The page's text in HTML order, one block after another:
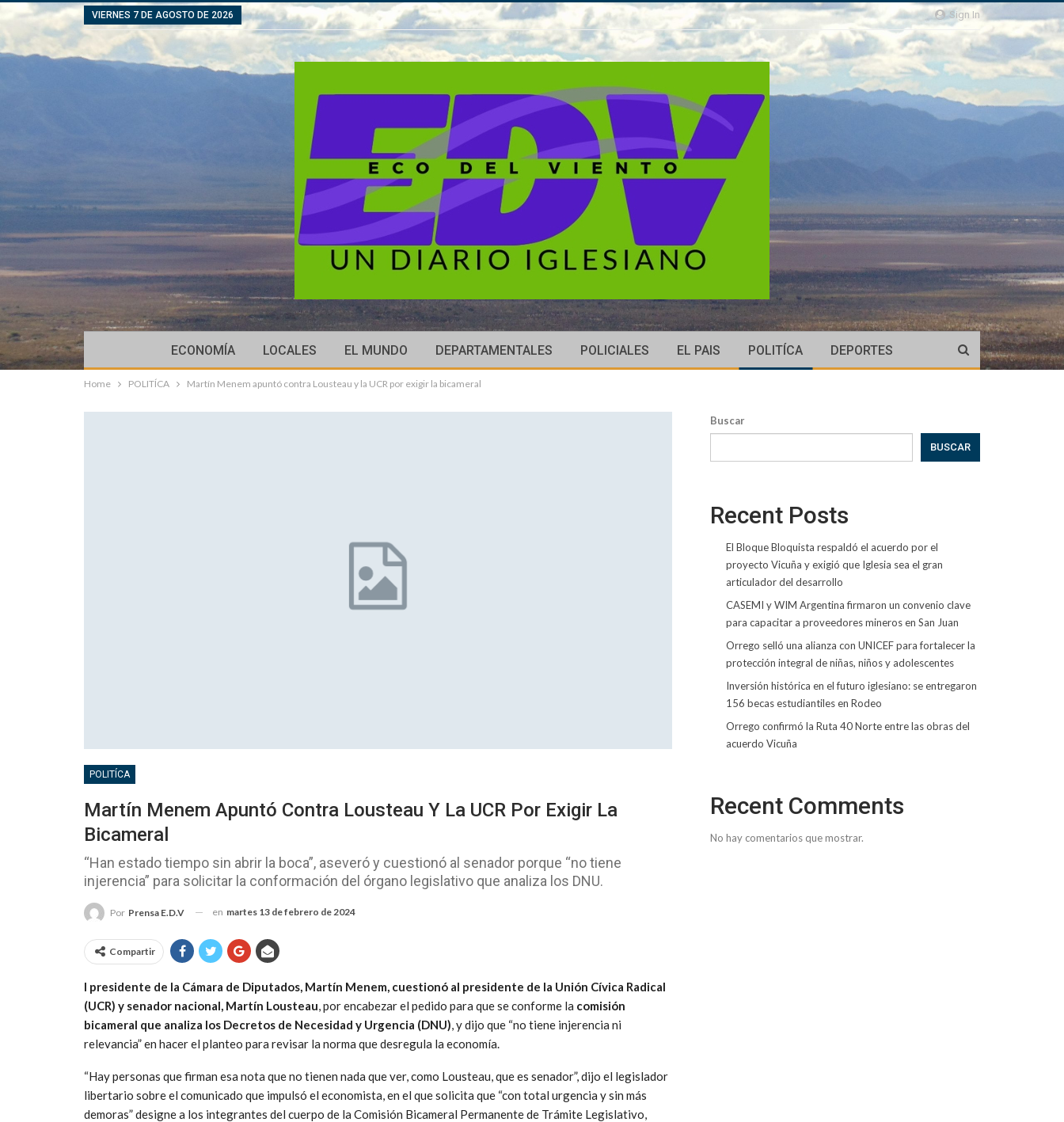
Sign In
VIERNES 7 DE AGOSTO DE 2026
ECONOMÍA LOCALES EL MUNDO DEPARTAMENTALES POLICIALES EL PAIS POLITÍCA DEPORTES
Home POLITÍCA Martín Menem apuntó contra Lousteau y la UCR por exigir la bicameral
POLITÍCA
Martín Menem Apuntó Contra Lousteau Y La UCR Por Exigir La
Bicameral
“Han estado tiempo sin abrir la boca”, aseveró y cuestionó al senador porque “no tiene
injerencia” para solicitar la conformación del órgano legislativo que analiza los DNU.
Por Prensa E.D.V en martes 13 de febrero de 2024
Compartir
l presidente de la Cámara de Diputados, Martín Menem, cuestionó al presidente de la Unión Cívica Radical
(UCR) y senador nacional, Martín Lousteau, por encabezar el pedido para que se conforme la comisión
bicameral que analiza los Decretos de Necesidad y Urgencia (DNU), y dijo que “no tiene injerencia ni
relevancia” en hacer el planteo para revisar la norma que desregula la economía.
“Hay personas que firman esa nota que no tienen nada que ver, como Lousteau, que es senador”, dijo el legislador
libertario sobre el comunicado que impulsó el economista, en el que solicita que “con total urgencia y sin más
demoras” designe a los integrantes del cuerpo de la Comisión Bicameral Permanente de Trámite Legislativo,
Buscar
BUSCAR
Recent Posts
El Bloque Bloquista respaldó el acuerdo por el
proyecto Vicuña y exigió que Iglesia sea el gran
articulador del desarrollo
CASEMI y WIM Argentina firmaron un convenio clave
para capacitar a proveedores mineros en San Juan
Orrego selló una alianza con UNICEF para fortalecer la
protección integral de niñas, niños y adolescentes
Inversión histórica en el futuro iglesiano: se entregaron
156 becas estudiantiles en Rodeo
Orrego confirmó la Ruta 40 Norte entre las obras del
acuerdo Vicuña
Recent Comments
No hay comentarios que mostrar.